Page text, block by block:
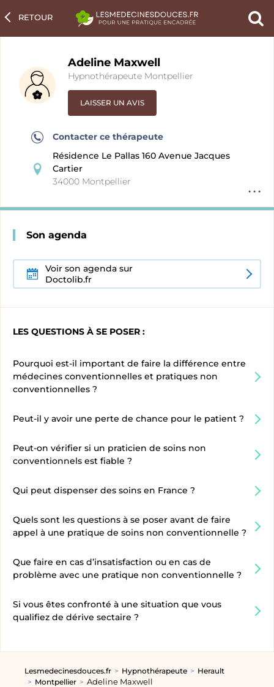
un
RETOUR
fiche
Adeline Maxwell
Hypnothérapeute Montpellier
LAISSER UN AVIS
Contacter ce thérapeute
Résidence Le Pallas 160 Avenue Jacques
Cartier
34000 Montpellier
Son agenda
Voir son agenda sur
Doctolib.fr
LES QUESTIONS À SE POSER :
Pourquoi est-il important de faire la différence entre
médecines conventionnelles et pratiques non
conventionnelles ?
Peut-il y avoir une perte de chance pour le patient ?
Peut-on vérifier si un praticien de soins non
conventionnels est fiable ?
Qui peut dispenser des soins en France ?
Quels sont les questions à se poser avant de faire
appel à une pratique de soins non conventionnelle ?
Que faire en cas d’insatisfaction ou en cas de
problème avec une pratique non conventionnelle ?
Si vous êtes confronté à une situation que vous
qualifiez de dérive sectaire ?
Lesmedecinesdouces.fr Hypnothérapeute
Herault
Montpellier
Adeline Maxwell